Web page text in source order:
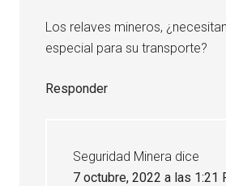
Los relaves mineros,
especial para su transporte?
Responder
Seguridad Minera dice
7 octubre, 2022 a las 1:21